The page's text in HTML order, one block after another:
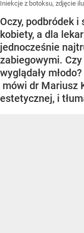
Iniekcje z botoksu, zdjęcie
Oczy, podbródek
kobiety, a dla
jednocześnie
zabiegowymi.
wyglądały
mówi dr Mariusz
estetycznej, i